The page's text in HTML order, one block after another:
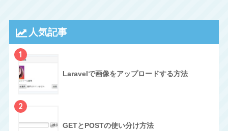
人気記事
1
Laravelで画像をアップロードする方法
2
GETとPOSTの使い分け方法